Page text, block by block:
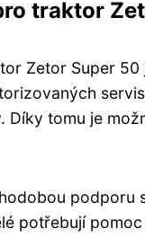
traktor
Zetor Super
Díky tomu je
podporu
potřebují